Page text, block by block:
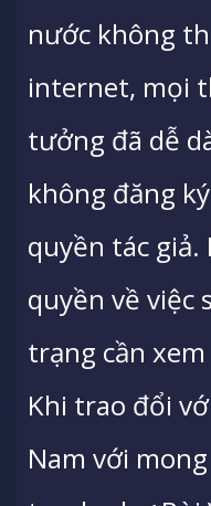
nước không
internet, mọi
tưởng đã dễ
không đăng
quyền tác giả.
quyền về việc
trạng cần
Khi trao đổi
Nam với